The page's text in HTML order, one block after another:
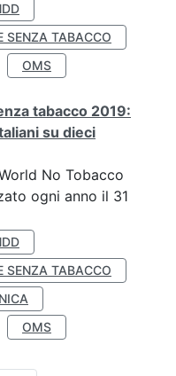
SENZA TABACCO
OMS
tabacco 2019:
su dieci
No Tobacco
ogni anno il 31
SENZA TABACCO
OMS